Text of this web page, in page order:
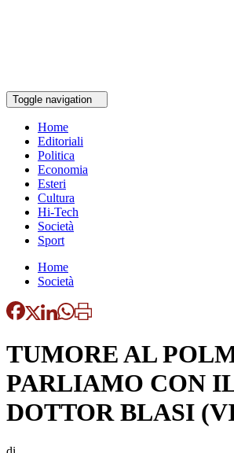
Toggle navigation
Home
Editoriali
Politica
Economia
Esteri
Cultura
Hi-Tech
Società
Sport
Home
Società
TUMORE AL
PARLIAMO CON
DOTTOR BLASI